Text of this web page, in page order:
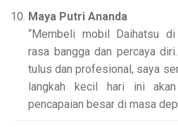
Maya Putri Ananda
“Membeli mobil Daihatsu
rasa bangga dan percaya
tulus dan profesional, saya
langkah kecil hari ini
pencapaian besar di masa